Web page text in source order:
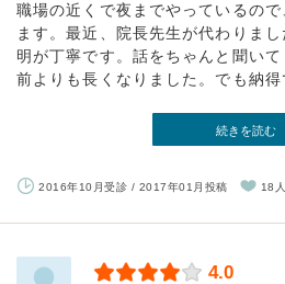
職場の近くで夜までやっているの
ます。最近、院長先生が代わりま
明が丁寧です。話をちゃんと聞い
前よりも長くなりました。でも納得
続きを読む
2016年10月受診 / 2017年01月投稿 18
4.0